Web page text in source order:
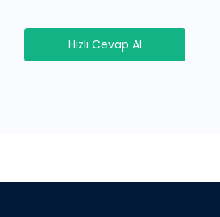
Hızlı Cevap Al